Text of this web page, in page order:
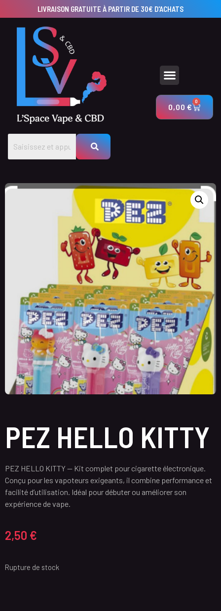
LIVRAISON GRATUITE À PARTIR DE 30€ D'ACHATS
0,00€
0
PEZ HELLO KITTY
PEZ HELLO KITTY — Kit complet pour cigarette électronique.
Conçu pour les vapoteurs exigeants, il combine performance et
facilité d’utilisation. Idéal pour débuter ou améliorer son
expérience de vape.
2,50 €
Rupture de stock